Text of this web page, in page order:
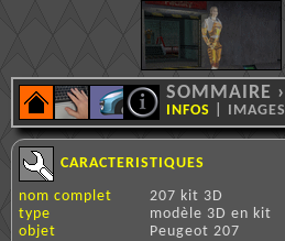
SOMMAIRE ›
INFOS IMAGES
CARACTERISTIQUES
nom complet
207 kit 3D
type
modèle 3D en kit
objet
Peugeot 207